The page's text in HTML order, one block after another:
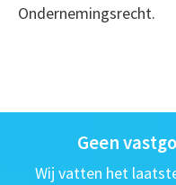
Ondernemingsrecht.
Geen
Wij vatten het